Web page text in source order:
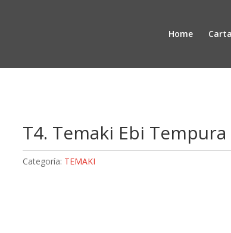
Home Carta
T4. Temaki Ebi Tempura
Categoría: TEMAKI